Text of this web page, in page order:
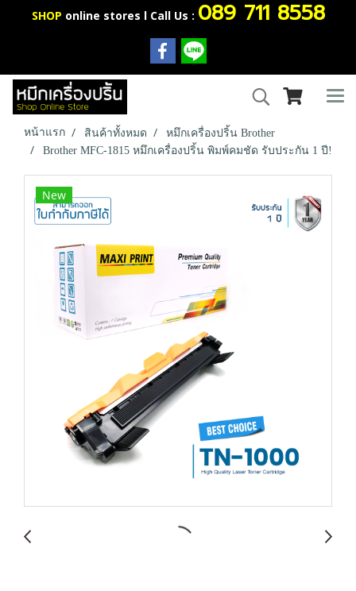
SHOP online stores l Call Us : 089 711 8558
หน้าแรก สินค้าทั้งหมด
หมึกเครื่องปริ้น Brother
Brother MFC-1815 หมึกเครื่องปริ้น พิมพ์คมชัด รับประกัน 1 ปี!
New